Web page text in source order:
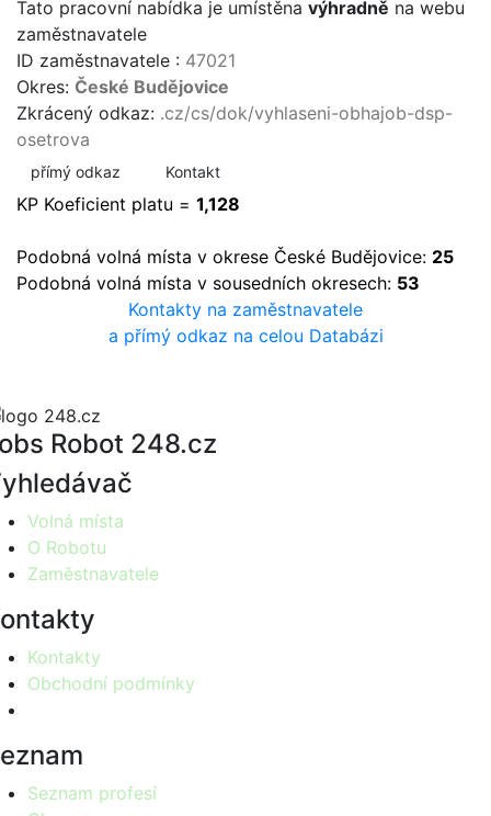
Tato pracovní nabídka je umístěna výhradně na webu
zaměstnavatele
ID zaměstnavatele : 47021
Okres: České Budějovice
Zkrácený odkaz: .cz/cs/dok/vyhlaseni-obhajob-dsp-
osetrova
přímý odkaz Kontakt
KP Koeficient platu = 1,128
Podobná volná místa v okrese České Budějovice: 25
Podobná volná místa v sousedních okresech: 53
Kontakty na zaměstnavatele
a přímý odkaz na celou Databázi
Robot 248.cz
Volná místa
O Robotu
Zaměstnavatele
Kontakty
Obchodní podmínky
Seznam profesí